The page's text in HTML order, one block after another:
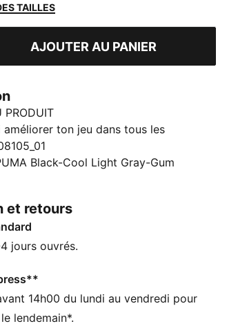
TAILLES
favoris
AJOUTER AU PANIER
PRODUIT
ton jeu dans tous les
Varion II est parfaite pour la haute
rapide. La technologie Variofoam
le Variomesh garde les pieds au
de direction rapides. Quant au
il améliore le confort dans la chaussure.
que tu leur montres qui le patron.
est composée d’au moins
recyclés
: Semelle intérieure confortable conçue
Black-Cool Light Gray-Gum
et retours
jours ouvrés.
14h00 du lundi au vendredi pour
lendemain*.